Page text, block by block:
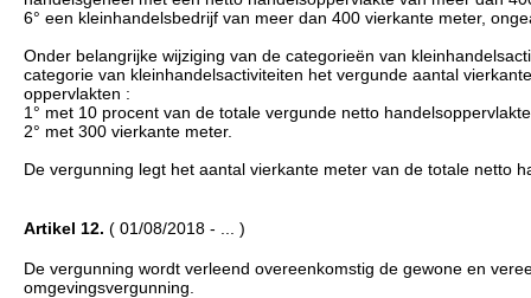
6° een kleinhandelsbedrijf van meer dan 400 vierkante meter,
Onder belangrijke wijziging van de categorieën van
categorie van kleinhandelsactiviteiten het vergunde aantal
oppervlakten :
1° met 10 procent van de totale vergunde netto
2° met 300 vierkante meter.
De vergunning legt het aantal vierkante meter van de totale netto
Artikel 12. ( 01/08/2018 - ... )
De vergunning wordt verleend overeenkomstig de gewone en
omgevingsvergunning.